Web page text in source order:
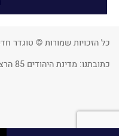
כתובתנו: מדינת היהודים 85 הרצליה.